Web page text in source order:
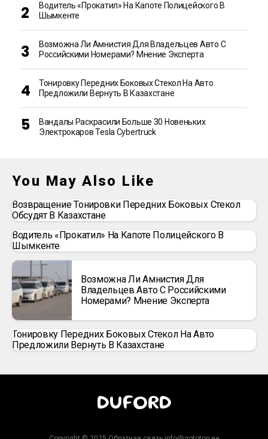
Водитель «прокатил» На Капоте Полицейского В
Шымкенте
Возможна Ли Амнистия Для Владельцев Авто С
Российскими Номерами? Мнение Эксперта
Тонировку Передних Боковых Стекол На Авто
Предложили Вернуть В Казахстане
Вандалы Раскрасили Больше 30 Новеньких
Электрокаров Tesla Cybertruck
You May Also Like
Возвращение Тонировки Передних Боковых Стекол
Обсудят В Казахстане
Водитель «прокатил» На Капоте Полицейского В
Шымкенте
Возможна Ли Амнистия Для
Владельцев Авто С Российскими
Номерами? Мнение Эксперта
Тонировку Передних Боковых Стекол На Авто
Предложили Вернуть В Казахстане
DUFORD